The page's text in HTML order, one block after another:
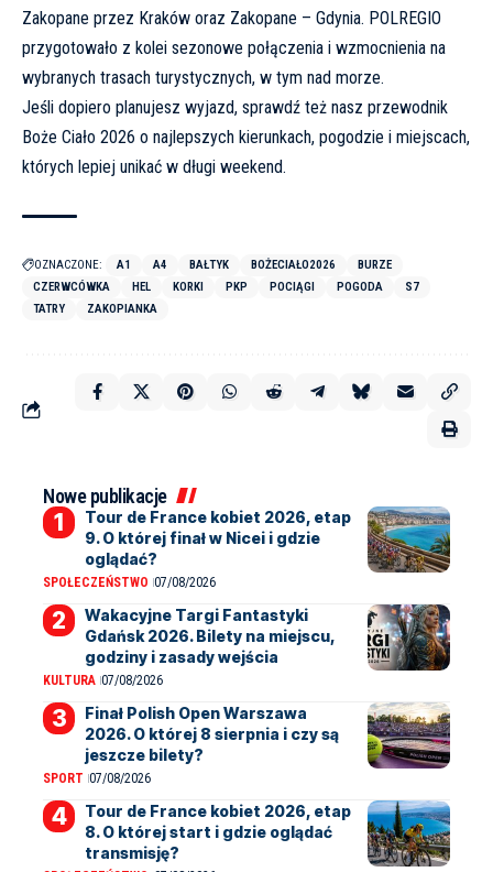
Zakopane przez Kraków oraz Zakopane – Gdynia. POLREGIO
przygotowało z kolei sezonowe połączenia i wzmocnienia na
wybranych trasach turystycznych, w tym nad morze.
Jeśli dopiero planujesz wyjazd, sprawdź też nasz przewodnik
Boże Ciało 2026 o najlepszych kierunkach, pogodzie i miejscach,
których lepiej unikać w długi weekend.
OZNACZONE: A1 A4 BAŁTYK BOŻECIAŁO2026
BURZE
CZERWCÓWKA
HEL KORKI PKP POCIĄGI POGODA
S7
TATRY
ZAKOPIANKA
Nowe publikacje
Tour de France kobiet 2026, etap
9. O której finał w Nicei i gdzie
oglądać?
SPOŁECZEŃSTWO 07/08/2026
Wakacyjne Targi Fantastyki
Gdańsk 2026. Bilety na miejscu,
godziny i zasady wejścia
KULTURA 07/08/2026
Finał Polish Open Warszawa
2026. O której 8 sierpnia i czy są
jeszcze bilety?
SPORT 07/08/2026
Tour de France kobiet 2026, etap
8. O której start i gdzie oglądać
transmisję?